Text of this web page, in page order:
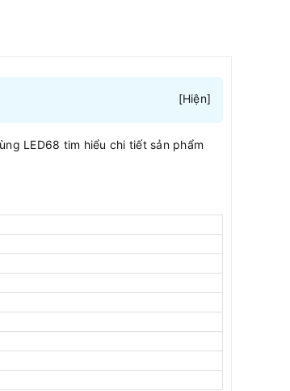
[Hiện]
LED68 tim hiểu chi tiết sản phẩm